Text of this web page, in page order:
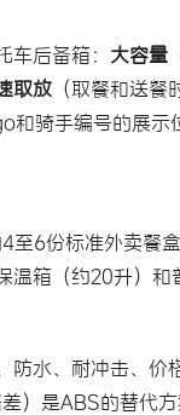
后备箱： 大容量
取放 （取餐和送餐
和骑手编号的展示
6份标准外卖餐
箱（约20升）
水、耐冲击、价
）是ABS的替代